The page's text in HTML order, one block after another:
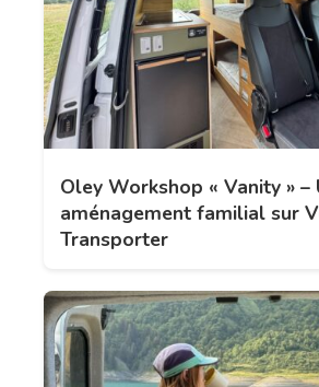
Oley Workshop « Vanity » –
aménagement familial sur
Transporter